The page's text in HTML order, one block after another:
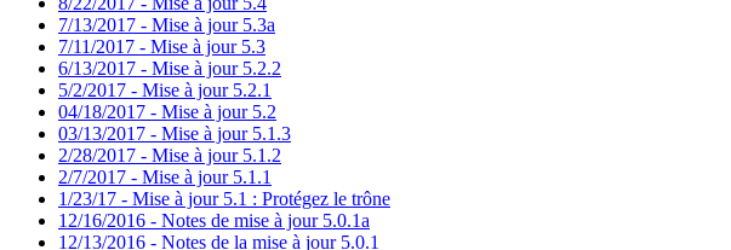
7/13/2017 - Mise à jour 5.3a
7/11/2017 - Mise à jour 5.3
6/13/2017 - Mise à jour 5.2.2
5/2/2017 - Mise à jour 5.2.1
04/18/2017 - Mise à jour 5.2
03/13/2017 - Mise à jour 5.1.3
2/28/2017 - Mise à jour 5.1.2
2/7/2017 - Mise à jour 5.1.1
1/23/17 - Mise à jour 5.1 : Protégez le trône
12/16/2016 - Notes de mise à jour 5.0.1a
12/13/2016 - Notes de la mise à jour 5.0.1